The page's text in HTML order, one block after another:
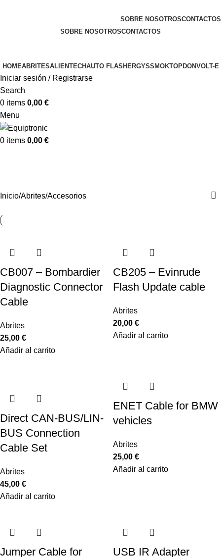
SOBRE NOSOTROSCONTACTOS
SOBRE NOSOTROSCONTACTOS
HOMEABRITESALIENTECHAUTO FLASHERGYSSMOKTOPDONVOLT-E
Iniciar sesión / Registrarse
Search
0 items 0,00 €
Menu
0 items 0,00 €
Inicio Abrites Accesorios
CB007 – Bombardier
Diagnostic Connector
Cable
Abrites
25,00 €
Añadir al carrito
CB205 – Evinrude
Flash Update cable
Abrites
20,00 €
Añadir al carrito
Direct CAN-BUS/LIN-
BUS Connection
Cable Set
Abrites
45,00 €
Añadir al carrito
ENET Cable for BMW
vehicles
Abrites
25,00 €
Añadir al carrito
Jumper Cable for
USB IR Adapter